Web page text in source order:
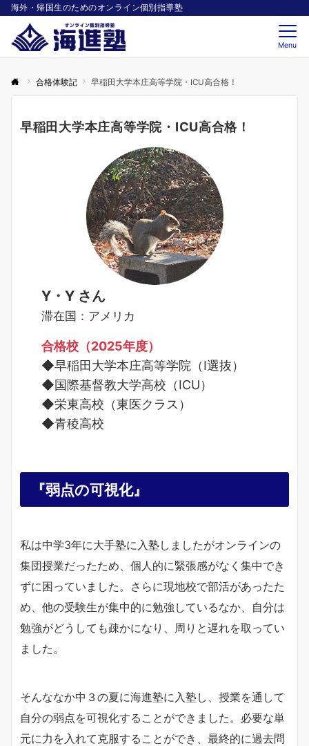
海外・帰国生のためのオンライン個別指導塾
Menu
合格体験記 早稲田大学本庄高等学院・ICU高合格！
早稲田大学本庄高等学院・ICU高合格！
Y・Y さん
滞在国：アメリカ
合格校（2025年度）
◆早稲田大学本庄高等学院（I選抜）
◆国際基督教大学高校（ICU）
◆栄東高校（東医クラス）
◆青稜高校
『弱点の可視化』
私は中学3年に大手塾に入塾しましたがオンラインの
集団授業だったため、個人的に緊張感がなく集中でき
ずに困っていました。さらに現地校で部活があったた
め、他の受験生が集中的に勉強しているなか、自分は
勉強がどうしても疎かになり、周りと遅れを取ってい
ました。
そんななか中３の夏に海進塾に入塾し、授業を通して
自分の弱点を可視化することができました。必要な単
元に力を入れて克服することができ、最終的に過去問